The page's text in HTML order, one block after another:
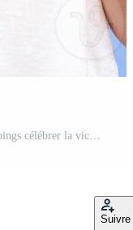
Suivre